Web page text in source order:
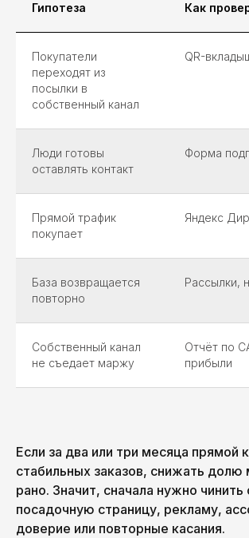
Гипотеза Как
Покупатели
переходят из
посылки в
собственный канал
QR-
Люди готовы
оставлять контакт
Форма
Прямой трафик
покупает
Яндекс
База возвращается
повторно
Рассылки,
Собственный канал
не съедает маржу
Отчёт по
прибыли
Если за два или три месяца прямой
стабильных заказов, снижать долю
рано. Значит, сначала нужно
посадочную страницу, рекламу,
доверие или повторные касания.